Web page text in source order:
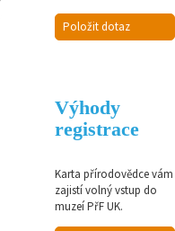
Položit dotaz
Výhody
registrace
Karta přírodovědce vám
zajistí volný vstup do
muzeí PřF UK.